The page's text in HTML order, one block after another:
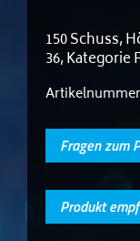
150 Schuss,
36, Kategorie
Fragen zum
Produkt